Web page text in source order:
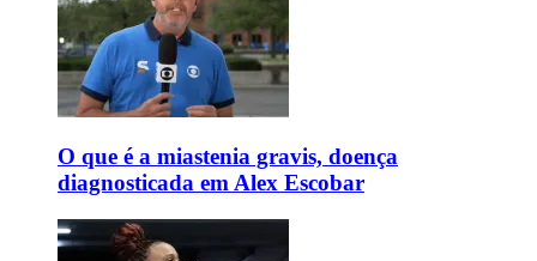
O que é a miastenia gravis, doença
diagnosticada em Alex Escobar